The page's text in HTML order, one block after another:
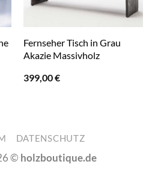
Fernseher Tisch in Grau
Akazie Massivholz
399,00€
DATENSCHUTZ
© holzboutique.de